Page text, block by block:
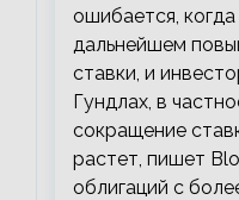
ошибается,
дальнейшем
ставки, и
Гундлах, в
сокращение
растет, пишет
облигаций с